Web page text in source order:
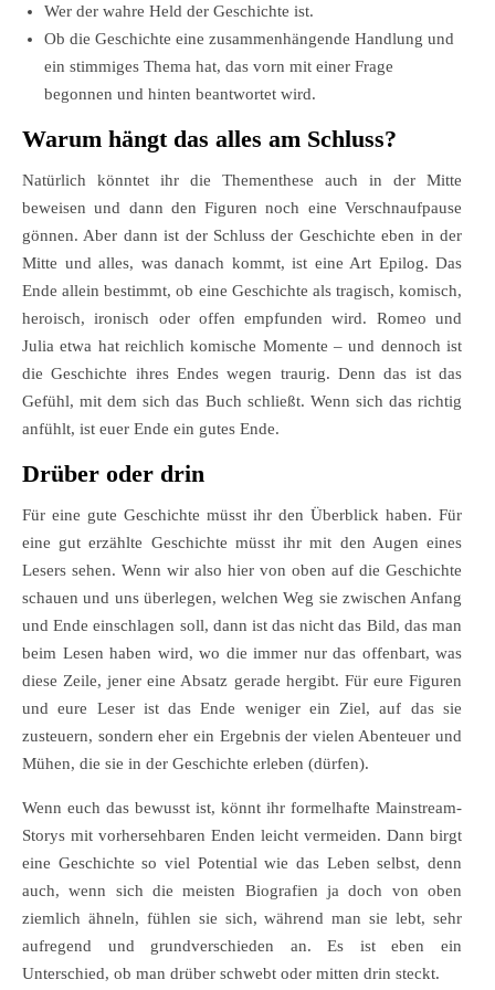
Wer der wahre Held der Geschichte ist.
Ob die Geschichte eine zusammenhängende Handlung und
ein stimmiges Thema hat, das vorn mit einer Frage
begonnen und hinten beantwortet wird.
Warum hängt das alles am Schluss?
Natürlich könntet ihr die Thementhese auch in der Mitte
beweisen und dann den Figuren noch eine Verschnaufpause
gönnen. Aber dann ist der Schluss der Geschichte eben in der
Mitte und alles, was danach kommt, ist eine Art Epilog. Das
Ende allein bestimmt, ob eine Geschichte als tragisch, komisch,
heroisch, ironisch oder offen empfunden wird. Romeo und
Julia etwa hat reichlich komische Momente – und dennoch ist
die Geschichte ihres Endes wegen traurig. Denn das ist das
Gefühl, mit dem sich das Buch schließt. Wenn sich das richtig
anfühlt, ist euer Ende ein gutes Ende.
Drüber oder drin
Für eine gute Geschichte müsst ihr den Überblick haben. Für
eine gut erzählte Geschichte müsst ihr mit den Augen eines
Lesers sehen. Wenn wir also hier von oben auf die Geschichte
schauen und uns überlegen, welchen Weg sie zwischen Anfang
und Ende einschlagen soll, dann ist das nicht das Bild, das man
beim Lesen haben wird, wo die immer nur das offenbart, was
diese Zeile, jener eine Absatz gerade hergibt. Für eure Figuren
und eure Leser ist das Ende weniger ein Ziel, auf das sie
zusteuern, sondern eher ein Ergebnis der vielen Abenteuer und
Mühen, die sie in der Geschichte erleben (dürfen).
Wenn euch das bewusst ist, könnt ihr formelhafte Mainstream-
Storys mit vorhersehbaren Enden leicht vermeiden. Dann birgt
eine Geschichte so viel Potential wie das Leben selbst, denn
auch, wenn sich die meisten Biografien ja doch von oben
ziemlich ähneln, fühlen sie sich, während man sie lebt, sehr
aufregend und grundverschieden an. Es ist eben ein
Unterschied, ob man drüber schwebt oder mitten drin steckt.